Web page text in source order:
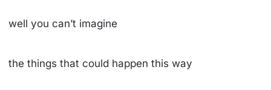
well you can’t imagine
the things that could happen this way